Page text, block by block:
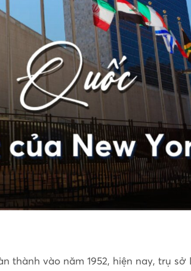
vào năm 1952, hiện nay, trụ